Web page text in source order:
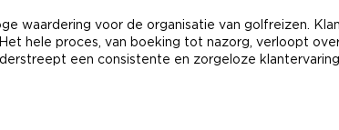
waardering voor de organisatie van golfreizen.
hele proces, van boeking tot nazorg, verloopt
een consistente en zorgeloze klantervaring.